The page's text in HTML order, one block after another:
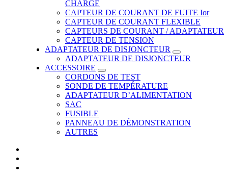
CHARGE
CAPTEUR DE COURANT DE FUITE Ior
CAPTEUR DE COURANT FLEXIBLE
CAPTEURS DE COURANT / ADAPTATEUR
CAPTEUR DE TENSION
ADAPTATEUR DE DISJONCTEUR
ADAPTATEUR DE DISJONCTEUR
ACCESSOIRE
CORDONS DE TEST
SONDE DE TEMPÉRATURE
ADAPTATEUR D’ALIMENTATION
SAC
FUSIBLE
PANNEAU DE DÉMONSTRATION
AUTRES